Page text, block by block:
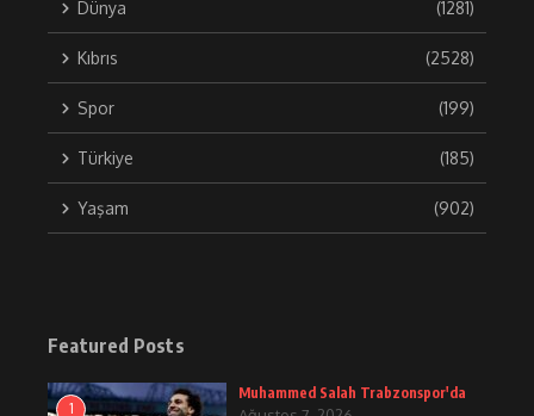
Dünya (1281)
Kıbrıs (2528)
Spor (199)
Türkiye (185)
Yaşam (902)
Featured Posts
1
Muhammed Salah Trabzonspor'da